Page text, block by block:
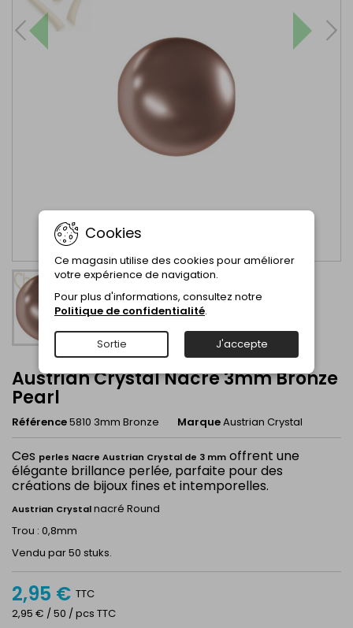
Austrian Crystal Nacre 3mm Bronze
Pearl
Référence5810 3mm Bronze MarqueAustrian Crystal
Ces perles Nacre Austrian Crystal de 3 mm offrent une
élégante brillance perlée, parfaite pour des
créations de bijoux fines et intemporelles.
Austrian Crystalnacré Round
Trou : 0,8mm
Vendu par 50 stuks.
2,95 € TTC
2,95 € / 50 / pcs TTC
Cookies
Ce magasin utilise des cookies pour améliorer
votre expérience de navigation.
Pour plus d'informations, consultez notre
Politique de confidentialité.
Sortie J'accepte